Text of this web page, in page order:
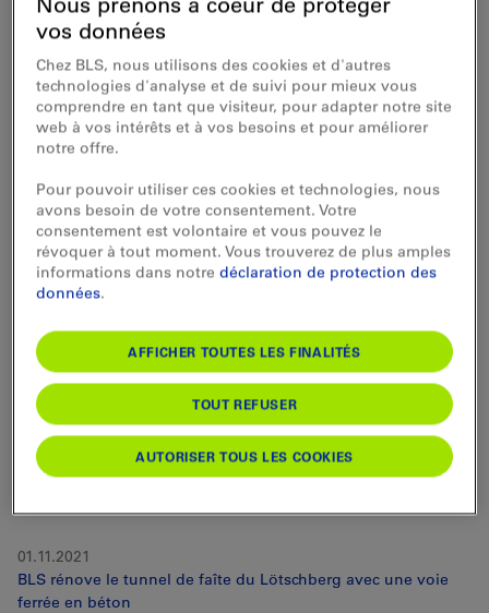
2022
2021
Il y a davantage de trains navettes-autos qui circulent durant
les jours fériés et les week-ends jusqu’à après Pâques
10.12.2021
BLS Schifffahrt devient une SA à part entière
11.11.2021
Ligne Neuchâtel – la Chaux-de-Fonds réouverte et de
nouveaux trains
11.11.2021
Wieder mehr Passagiere auf dem Thuner- und Brienzersee
01.11.2021
BLS rénove le tunnel de faîte du Lötschberg avec une voie
ferrée en béton
vos données
Chez BLS, nous utilisons des cookies et d'autres
technologies d'analyse et de suivi pour mieux vous
comprendre en tant que visiteur, pour adapter notre site
web à vos intérêts et à vos besoins et pour améliorer
notre offre.
Pour pouvoir utiliser ces cookies et technologies, nous
avons besoin de votre consentement. Votre
consentement est volontaire et vous pouvez le
révoquer à tout moment. Vous trouverez de plus amples
informations dans notredéclaration de protection des
données.
AFFICHER TOUTES LES FINALITÉS
TOUT REFUSER
AUTORISER TOUS LES COOKIES